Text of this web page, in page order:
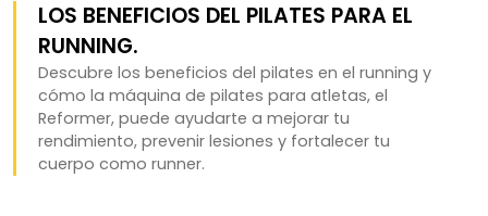
LOS BENEFICIOS DEL PILATES PARA EL
RUNNING.
Descubre los beneficios del pilates en el running y
cómo la máquina de pilates para atletas, el
Reformer, puede ayudarte a mejorar tu
rendimiento, prevenir lesiones y fortalecer tu
cuerpo como runner.